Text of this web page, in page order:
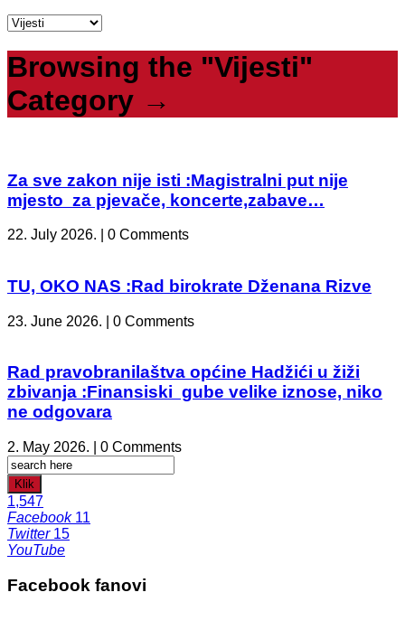
Browsing the "Vijesti"
Category →
Za sve zakon nije isti :Magistralni put nije
mjesto za pjevače, koncerte,zabave…
22. July 2026. | 0 Comments
TU, OKO NAS :Rad birokrate Dženana Rizve
23. June 2026. | 0 Comments
Rad pravobranilaštva općine Hadžići u žiži
zbivanja :Finansiski gube velike iznose, niko
ne odgovara
2. May 2026. | 0 Comments
Klik
1,547
Facebook 11
Twitter 15
YouTube
Facebook fanovi